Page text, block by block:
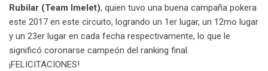
Rubilar (Team Imelet), quien tuvo una buena campaña pokera
este 2017 en este circuito, logrando un 1er lugar, un 12mo lugar
y un 23er lugar en cada fecha respectivamente, lo que le
significó coronarse campeón del ranking final.
¡FELICITACIONES!